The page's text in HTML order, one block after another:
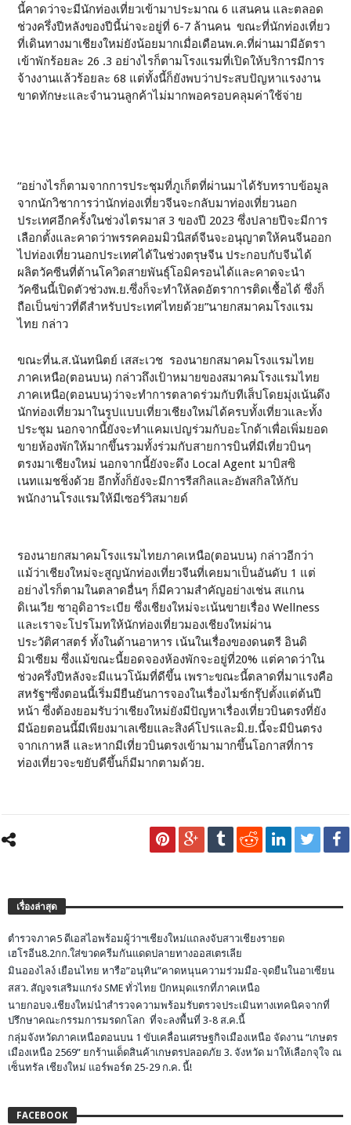
นี้คาดว่าจะมีนักท่องเที่ยวเข้ามาประมาณ 6 แสนคน และตลอด
ช่วงครึ่งปีหลังของปีนี้น่าจะอยู่ที่ 6-7 ล้านคน ขณะที่นักท่องเที่ยว
ที่เดินทางมาเชียงใหม่ยังน้อยมากเมื่อเดือนพ.ค.ที่ผ่านมามีอัตรา
เข้าพักร้อยละ 26 .3 อย่างไรก็ตามโรงแรมที่เปิดให้บริการมีการ
จ้างงานแล้วร้อยละ 68 แต่ทั้งนี้ก็ยังพบว่าประสบปัญหาแรงงาน
ขาดทักษะและจำนวนลูกค้าไม่มากพอครอบคลุมค่าใช้จ่าย
“อย่างไรก็ตามจากการประชุมที่ภูเก็ตที่ผ่านมาได้รับทราบข้อมูล
จากนักวิชาการว่านักท่องเที่ยวจีนจะกลับมาท่องเที่ยวนอก
ประเทศอีกครั้งในช่วงไตรมาส 3 ของปี 2023 ซึ่งปลายปีจะมีการ
เลือกตั้งและคาดว่าพรรคคอมมิวนิสต์จีนจะอนุญาตให้คนจีนออก
ไปท่องเที่ยวนอกประเทศได้ในช่วงตรุษจีน ประกอบกับจีนได้
ผลิตวัคซีนที่ต้านโควิดสายพันธุ์โอมิครอนได้และคาดจะนำ
วัคซีนนี้เปิดตัวช่วงพ.ย.ซึ่งก็จะทำให้ลดอัตราการติดเชื้อได้ ซึ่งก็
ถือเป็นข่าวที่ดีสำหรับประเทศไทยด้วย”นายกสมาคมโรงแรม
ไทย กล่าว
ขณะที่น.ส.นันทนิตย์ เสสะเวช รองนายกสมาคมโรงแรมไทย
ภาคเหนือ(ตอนบน) กล่าวถึงเป้าหมายของสมาคมโรงแรมไทย
ภาคเหนือ(ตอนบน)ว่าจะทำการตลาดร่วมกับทีเส็ปโดยมุ่งเน้นดึง
นักท่องเที่ยวมาในรูปแบบเที่ยวเชียงใหม่ได้ครบทั้งเที่ยวและทั้ง
ประชุม นอกจากนี้ยังจะทำแคมเปญร่วมกับอะโกด้าเพื่อเพิ่มยอด
ขายห้องพักให้มากขึ้นรวมทั้งร่วมกับสายการบินที่มีเที่ยวบินๆ
ตรงมาเชียงใหม่ นอกจากนี้ยังจะดึง Local Agent มาบิสซิ
เนทแมชชิ่งด้วย อีกทั้งก็ยังจะมีการรีสกิลและอัพสกิลให้กับ
พนักงานโรงแรมให้มีเซอร์วิสมายด์
รองนายกสมาคมโรงแรมไทยภาคเหนือ(ตอนบน) กล่าวอีกว่า
แม้ว่าเชียงใหม่จะสูญนักท่องเที่ยวจีนที่เคยมาเป็นอันดับ 1 แต่
อย่างไรก็ตามในตลาดอื่นๆ ก็มีความสำคัญอย่างเช่น สแกน
ดิเนเวีย ซาอุดิอาระเบีย ซึ่งเชียงใหม่จะเน้นขายเรื่อง Wellness
และเราจะโปรโมทให้นักท่องเที่ยวมองเชียงใหม่ผ่าน
ประวัติศาสตร์ ทั้งในด้านอาหาร เน้นในเรื่องของดนตรี อินดิ
มิวเซียม ซึ่งแม้ขณะนี้ยอดจองห้องพักจะอยู่ที่20% แต่คาดว่าใน
ช่วงครึ่งปีหลังจะมีแนวโน้มที่ดีขึ้น เพราะขณะนี้ตลาดที่มาแรงคือ
สหรัฐฯซึ่งตอนนี้เริ่มมียืนยันการจองในเรื่องไมซ์กรุ๊ปตั้งแต่ต้นปี
หน้า ซึ่งต้องยอมรับว่าเชียงใหม่ยังมีปัญหาเรื่องเที่ยวบินตรงที่ยัง
มีน้อยตอนนี้มีเพียงมาเลเซียและสิงค์โปรและมิ.ย.นี้จะมีบินตรง
จากเกาหลี และหากมีเที่ยวบินตรงเข้ามามากขึ้นโอกาสที่การ
ท่องเที่ยวจะขยับดีขึ้นก็มีมากตามด้วย.
เรื่องล่าสุด
ตำรวจภาค5 ดีเอสไอพร้อมผู้ว่าฯเชียงใหม่แถลงจับสาวเชียงรายด
เฮโรอีน8.2กก.ใส่ขวดครีมกันแดดปลายทางออสเตรเลีย
มินอองไลง์ เยือนไทย หารือ”อนุทิน”คาดหนุนความร่วมมือ-จุดยืนในอาเซียน
สสว. สัญจรเสริมแกร่ง SME ทั่วไทย ปักหมุดแรกที่ภาคเหนือ
นายกอบจ.เชียงใหม่นำสำรวจความพร้อมรับตรวจประเมินทางเทคนิคจากที่
ปรึกษาคณะกรรมการมรดกโลก ที่จะลงพื้นที่ 3-8 ส.ค.นี้
กลุ่มจังหวัดภาคเหนือตอนบน 1 ขับเคลื่อนเศรษฐกิจเมืองเหนือ จัดงาน “เกษตร
เมืองเหนือ 2569” ยกร้านเด็ดสินค้าเกษตรปลอดภัย 3. จังหวัด มาให้เลือกจุใจ ณ
เซ็นทรัล เชียงใหม่ แอร์พอร์ต 25-29 ก.ค. นี้!
FACEBOOK